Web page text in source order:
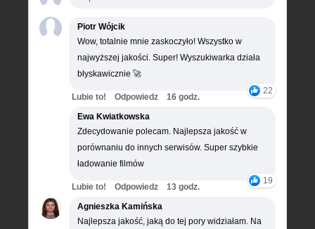
Piotr Wójcik
Wow, totalnie mnie zaskoczyło! Wszystko w
najwyższej jakości. Super! Wyszukiwarka działa
błyskawicznie 🚀
22
Lubie to! Odpowiedz
16 godz.
Ewa Kwiatkowska
Zdecydowanie polecam. Najlepsza jakość w
porównaniu do innych serwisów. Super szybkie
ładowanie filmów
19
Lubie to! Odpowiedz
13 godz.
Agnieszka Kamińska
Najlepsza jakość, jaką do tej pory widziałam. Na